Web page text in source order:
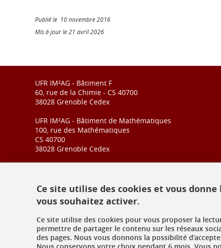
Publié le 10 novembre 2016
Mis à jour le 21 avril 2026
UFR IM²AG - Bâtiment F
60, rue de la Chimie - CS 40700
38028 Grenoble Cedex
UFR IM²AG - Bâtiment de Mathématiques
100, rue des Mathématiques
CS 40700
38028 Grenoble Cedex
Ce site utilise des cookies et vous
vous souhaitez activer.
Ce site utilise des cookies pour vous proposer la
permettre de partager le contenu sur les réseaux
des pages. Nous vous donnons la possibilité